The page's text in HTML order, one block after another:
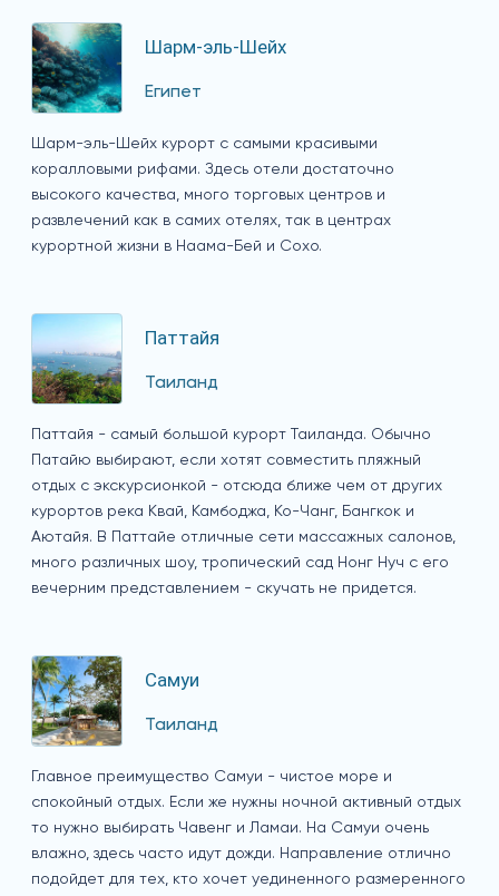
Шарм-эль-Шейх
Египет
Шарм-эль-Шейх курорт с самыми красивыми
коралловыми рифами. Здесь отели достаточно
высокого качества, много торговых центров и
развлечений как в самих отелях, так в центрах
курортной жизни в Наама-Бей и Сохо.
Паттайя
Таиланд
Паттайя - самый большой курорт Таиланда. Обычно
Патайю выбирают, если хотят совместить пляжный
отдых с экскурсионкой - отсюда ближе чем от других
курортов река Квай, Камбоджа, Ко-Чанг, Бангкок и
Аютайя. В Паттайе отличные сети массажных салонов,
много различных шоу, тропический сад Нонг Нуч с его
вечерним представлением - скучать не придется.
Самуи
Таиланд
Главное преимущество Самуи - чистое море и
спокойный отдых. Если же нужны ночной активный отдых
то нужно выбирать Чавенг и Ламаи. На Самуи очень
влажно, здесь часто идут дожди. Направление отлично
подойдет для тех, кто хочет уединенного размеренного